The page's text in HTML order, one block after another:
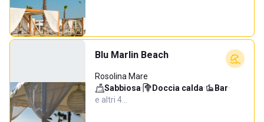
Blu Marlin Beach
Rosolina Mare
Sabbiosa· Doccia calda· Bar·
e altri 4…